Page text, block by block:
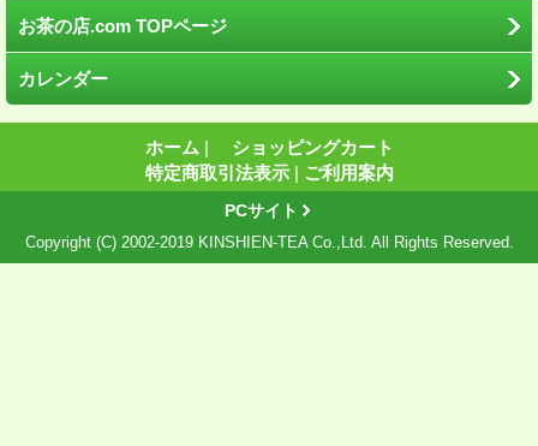
お茶の店.com TOPページ
カレンダー
ホーム |
ショッピングカート
特定商取引法表示 | ご利用案内
PCサイト
Copyright (C) 2002-2019 KINSHIEN-TEA Co.,Ltd. All Rights Reserved.